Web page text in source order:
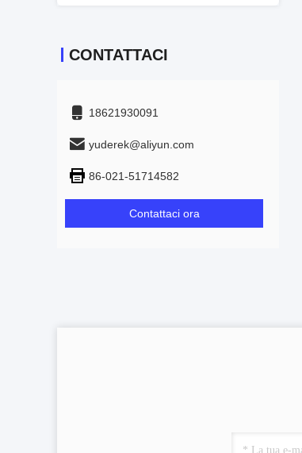
CONTATTACI
18621930091
yuderek@aliyun.com
86-021-51714582
Contattaci ora